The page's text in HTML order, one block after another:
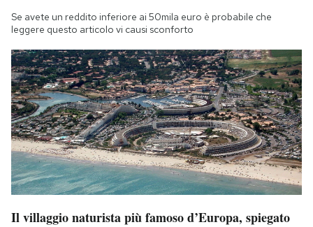
Se avete un reddito inferiore ai 50mila euro è probabile che
leggere questo articolo vi causi sconforto
Il villaggio naturista più famoso d’Europa, spiegato